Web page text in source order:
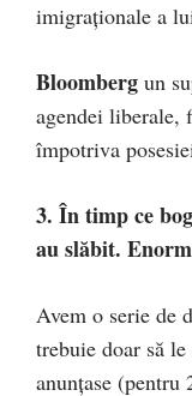
imigraţionale a
Bloomberg un
agendei liberale,
împotriva
3. În timp ce
au slăbit.
Avem o serie de
trebuie doar să
anunţase